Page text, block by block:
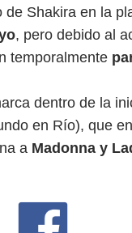
de Shakira en la
, pero debido al
temporalmente
dentro de la
en Río), que
a Madonna y